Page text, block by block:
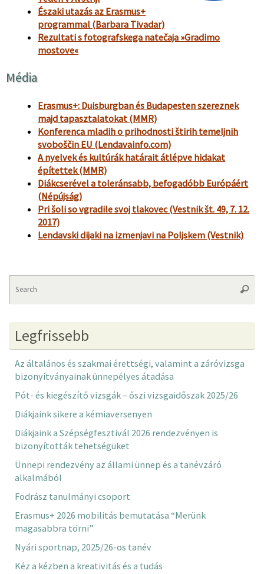
Északi utazás az Erasmus+
programmal (Barbara Tivadar)
Rezultati s fotografskega natečaja »Gradimo
mostove«
Média
Erasmus+: Duisburgban és Budapesten szereznek
majd tapasztalatokat (MMR)
Konferenca mladih o prihodnosti štirih temeljnih
svoboščin EU (Lendavainfo.com)
A nyelvek és kultúrák határait átlépve hidakat
építettek (MMR)
Diákcserével a toleránsabb, befogadóbb Európáért
(Népújság)
Pri šoli so vgradile svoj tlakovec (Vestnik št. 49, 7. 12.
2017)
Lendavski dijaki na izmenjavi na Poljskem (Vestnik)
Legfrissebb
Az általános és szakmai érettségi, valamint a záróvizsga
bizonyítványainak ünnepélyes átadása
Pót- és kiegészítő vizsgák – őszi vizsgaidőszak 2025/26
Diákjaink sikere a kémiaversenyen
Diákjaink a Szépségfesztivál 2026 rendezvényen is
bizonyították tehetségüket
Ünnepi rendezvény az állami ünnep és a tanévzáró
alkalmából
Fodrász tanulmányi csoport
Erasmus+ 2026 mobilitás bemutatása “Merünk
magasabbra törni”
Nyári sportnap, 2025/26-os tanév
Kéz a kézben a kreativitás és a tudás